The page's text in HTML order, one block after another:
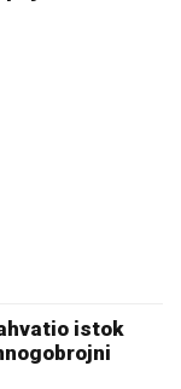
istok